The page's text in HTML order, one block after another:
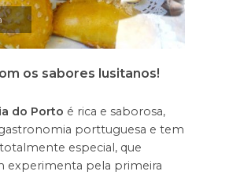
os sabores lusitanos!
do Porto é rica e saborosa,
porttuguesa e tem
especial, que
experimenta pela primeira